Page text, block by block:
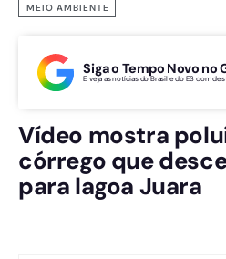
MEIO AMBIENTE
Siga o Tempo Novo no
E veja as notícias do Brasil e do ES com
Vídeo mostra
córrego que
para lagoa Juara